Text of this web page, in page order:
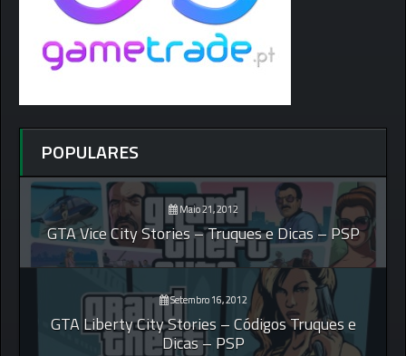
POPULARES
Maio 21, 2012
GTA Vice City Stories – Truques e Dicas – PSP
Setembro 16, 2012
GTA Liberty City Stories – Códigos Truques e
Dicas – PSP